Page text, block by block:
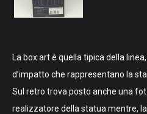
La box art è quella tipica della
d’impatto che rappresentano la
Sul retro trova posto anche una
realizzatore della statua mentre,